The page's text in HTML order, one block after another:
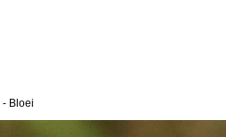
- Bloei